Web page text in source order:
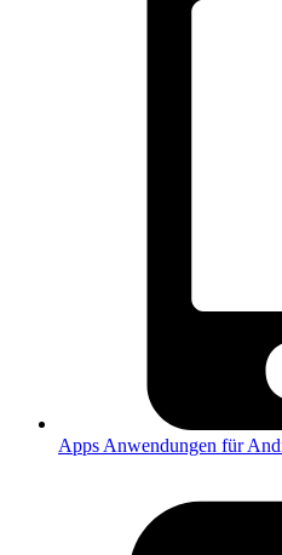
Apps Anwendungen für